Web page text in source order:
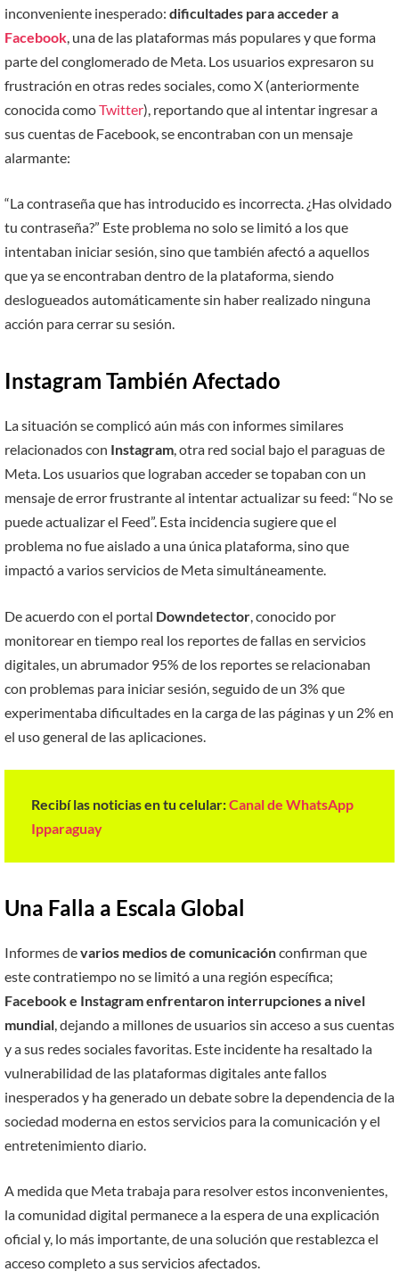
inconveniente inesperado: dificultades para acceder a
Facebook, una de las plataformas más populares y que forma
parte del conglomerado de Meta. Los usuarios expresaron su
frustración en otras redes sociales, como X (anteriormente
conocida comoTwitter), reportando que al intentar ingresar a
sus cuentas de Facebook, se encontraban con un mensaje
alarmante:
“La contraseña que has introducido es incorrecta. ¿Has olvidado
tu contraseña?” Este problema no solo se limitó a los que
intentaban iniciar sesión, sino que también afectó a aquellos
que ya se encontraban dentro de la plataforma, siendo
deslogueados automáticamente sin haber realizado ninguna
acción para cerrar su sesión.
Instagram También Afectado
La situación se complicó aún más con informes similares
relacionados con Instagram, otra red social bajo el paraguas de
Meta. Los usuarios que lograban acceder se topaban con un
mensaje de error frustrante al intentar actualizar su feed: “No se
puede actualizar el Feed”. Esta incidencia sugiere que el
problema no fue aislado a una única plataforma, sino que
impactó a varios servicios de Meta simultáneamente.
De acuerdo con el portal Downdetector , conocido por
monitorear en tiempo real los reportes de fallas en servicios
digitales, un abrumador 95% de los reportes se relacionaban
con problemas para iniciar sesión, seguido de un 3% que
experimentaba dificultades en la carga de las páginas y un 2% en
el uso general de las aplicaciones.
Recibí las noticias en tu celular:Canal de WhatsApp
Ipparaguay
Una Falla a Escala Global
Informes devarios medios de comunicaciónconfirman que
este contratiempo no se limitó a una región específica;
Facebook e Instagram enfrentaron interrupciones a nivel
mundial , dejando a millones de usuarios sin acceso a sus cuentas
y a sus redes sociales favoritas. Este incidente ha resaltado la
vulnerabilidad de las plataformas digitales ante fallos
inesperados y ha generado un debate sobre la dependencia de la
sociedad moderna en estos servicios para la comunicación y el
entretenimiento diario.
A medida que Meta trabaja para resolver estos inconvenientes,
la comunidad digital permanece a la espera de una explicación
oficial y, lo más importante, de una solución que restablezca el
acceso completo a sus servicios afectados.